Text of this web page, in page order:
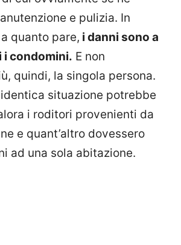
e pulizia. In
quanto pare, i danni sono a
condomini. E non
quindi, la singola persona.
situazione potrebbe
i roditori provenienti da
e quant’altro dovessero
ad una sola abitazione.